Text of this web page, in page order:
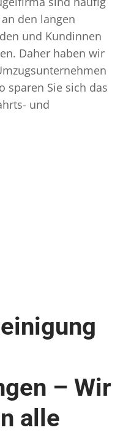
den langen
und Kundinnen
Daher haben wir
sparen Sie sich das
und
– Wir
alle